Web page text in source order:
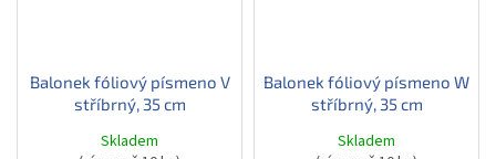
Balonek fóliový písmeno V
stříbrný, 35 cm
Skladem
Balonek fóliový písmeno W
stříbrný, 35 cm
Skladem